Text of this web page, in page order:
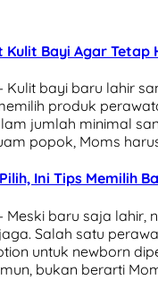
Kulit Bayi Agar Tetap
Kulit bayi baru lahir
produk
jumlah minimal
popok, Moms
Ini Tips Memilih
Meski baru saja
Salah satu
untuk newborn
bukan berarti